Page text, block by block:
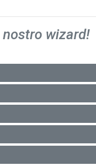
nostro wizard!